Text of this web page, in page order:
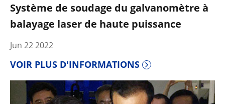
Système de soudage du galvanomètre à
balayage laser de haute puissance
Jun 22 2022
VOIR PLUS D'INFORMATIONS